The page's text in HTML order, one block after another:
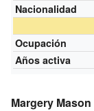
Nacionalidad
Ocupación
Años activa
Margery Mason